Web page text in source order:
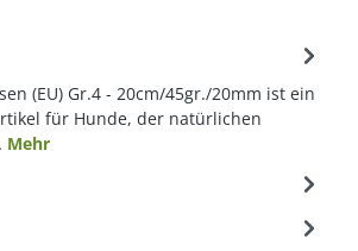
(EU) Gr.4 - 20cm/45gr./20mm ist ein
für Hunde, der natürlichen
Mehr